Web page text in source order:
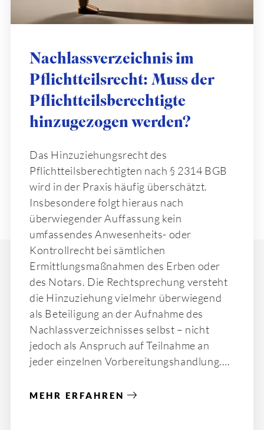
Nachlassverzeichnis im
Pflichtteilsrecht: Muss der
Pflichtteilsberechtigte
hinzugezogen werden?
Das Hinzuziehungsrecht des
Pflichtteilsberechtigten nach § 2314 BGB
wird in der Praxis häufig überschätzt.
Insbesondere folgt hieraus nach
überwiegender Auffassung kein
umfassendes Anwesenheits- oder
Kontrollrecht bei sämtlichen
Ermittlungsmaßnahmen des Erben oder
des Notars. Die Rechtsprechung versteht
die Hinzuziehung vielmehr überwiegend
als Beteiligung an der Aufnahme des
Nachlassverzeichnisses selbst – nicht
jedoch als Anspruch auf Teilnahme an
jeder einzelnen Vorbereitungshandlung.
MEHR ERFAHREN